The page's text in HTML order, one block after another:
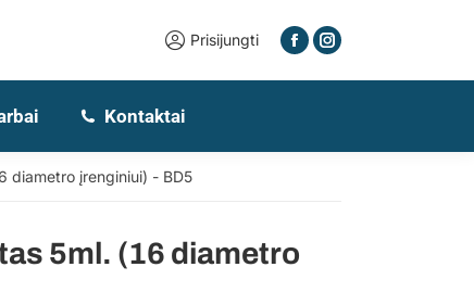
Prisijungti
Kontaktai
diametro įrenginiui) - BD5
5ml. (16 diametro